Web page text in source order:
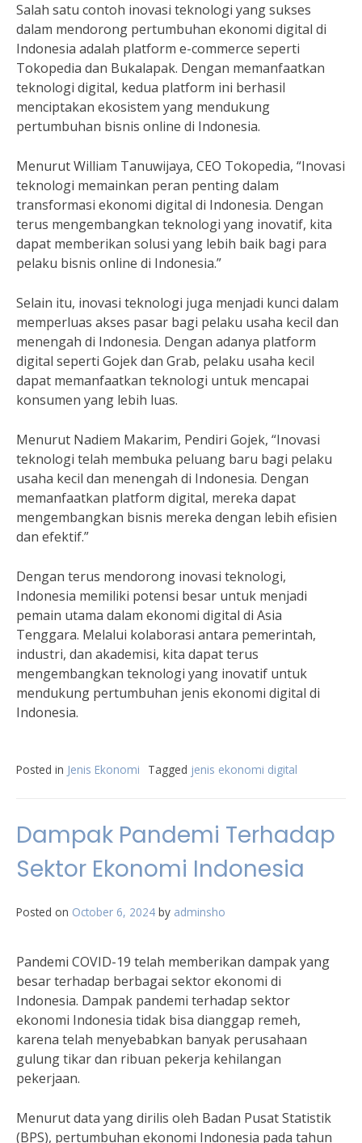
Salah satu contoh inovasi teknologi yang sukses
dalam mendorong pertumbuhan ekonomi digital di
Indonesia adalah platform e-commerce seperti
Tokopedia dan Bukalapak. Dengan memanfaatkan
teknologi digital, kedua platform ini berhasil
menciptakan ekosistem yang mendukung
pertumbuhan bisnis online di Indonesia.
Menurut William Tanuwijaya, CEO Tokopedia, “Inovasi
teknologi memainkan peran penting dalam
transformasi ekonomi digital di Indonesia. Dengan
terus mengembangkan teknologi yang inovatif, kita
dapat memberikan solusi yang lebih baik bagi para
pelaku bisnis online di Indonesia.”
Selain itu, inovasi teknologi juga menjadi kunci dalam
memperluas akses pasar bagi pelaku usaha kecil dan
menengah di Indonesia. Dengan adanya platform
digital seperti Gojek dan Grab, pelaku usaha kecil
dapat memanfaatkan teknologi untuk mencapai
konsumen yang lebih luas.
Menurut Nadiem Makarim, Pendiri Gojek, “Inovasi
teknologi telah membuka peluang baru bagi pelaku
usaha kecil dan menengah di Indonesia. Dengan
memanfaatkan platform digital, mereka dapat
mengembangkan bisnis mereka dengan lebih efisien
dan efektif.”
Dengan terus mendorong inovasi teknologi,
Indonesia memiliki potensi besar untuk menjadi
pemain utama dalam ekonomi digital di Asia
Tenggara. Melalui kolaborasi antara pemerintah,
industri, dan akademisi, kita dapat terus
mengembangkan teknologi yang inovatif untuk
mendukung pertumbuhan jenis ekonomi digital di
Indonesia.
Posted in Jenis Ekonomi Tagged jenis ekonomi digital
Dampak Pandemi Terhadap
Sektor Ekonomi Indonesia
Posted on October 6, 2024 by adminsho
Pandemi COVID-19 telah memberikan dampak yang
besar terhadap berbagai sektor ekonomi di
Indonesia. Dampak pandemi terhadap sektor
ekonomi Indonesia tidak bisa dianggap remeh,
karena telah menyebabkan banyak perusahaan
gulung tikar dan ribuan pekerja kehilangan
pekerjaan.
Menurut data yang dirilis oleh Badan Pusat Statistik
(BPS), pertumbuhan ekonomi Indonesia pada tahun